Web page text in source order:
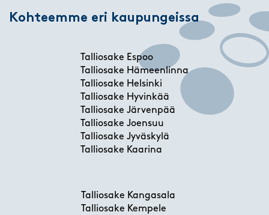
Kohteemme eri kaupungeissa
Talliosake Espoo
Talliosake Hämeenlinna
Talliosake Helsinki
Talliosake Hyvinkää
Talliosake Järvenpää
Talliosake Joensuu
Talliosake Jyväskylä
Talliosake Kaarina
Talliosake Kangasala
Talliosake Kempele